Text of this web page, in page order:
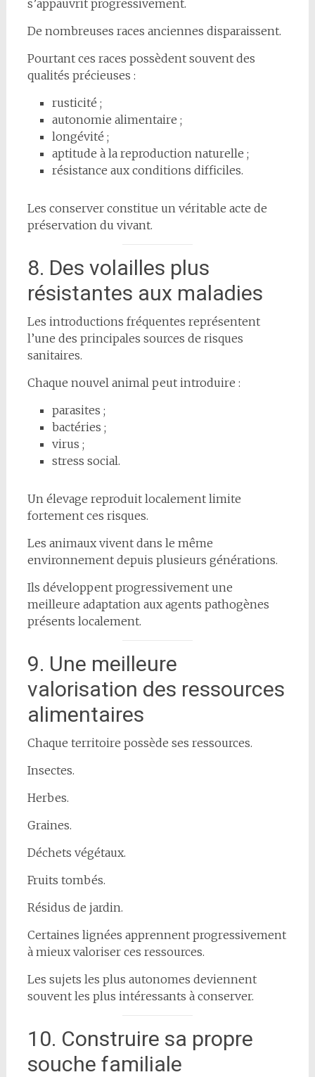
s’appauvrit progressivement.
De nombreuses races anciennes disparaissent.
Pourtant ces races possèdent souvent des
qualités précieuses :
rusticité ;
autonomie alimentaire ;
longévité ;
aptitude à la reproduction naturelle ;
résistance aux conditions difficiles.
Les conserver constitue un véritable acte de
préservation du vivant.
8. Des volailles plus
résistantes aux maladies
Les introductions fréquentes représentent
l’une des principales sources de risques
sanitaires.
Chaque nouvel animal peut introduire :
parasites ;
bactéries ;
virus ;
stress social.
Un élevage reproduit localement limite
fortement ces risques.
Les animaux vivent dans le même
environnement depuis plusieurs générations.
Ils développent progressivement une
meilleure adaptation aux agents pathogènes
présents localement.
9. Une meilleure
valorisation des ressources
alimentaires
Chaque territoire possède ses ressources.
Insectes.
Herbes.
Graines.
Déchets végétaux.
Fruits tombés.
Résidus de jardin.
Certaines lignées apprennent progressivement
à mieux valoriser ces ressources.
Les sujets les plus autonomes deviennent
souvent les plus intéressants à conserver.
10. Construire sa propre
souche familiale